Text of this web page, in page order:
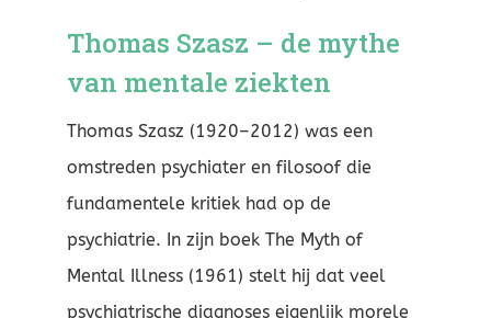
Thomas Szasz – de mythe
van mentale ziekten
Thomas Szasz (1920–2012) was een
omstreden psychiater en filosoof die
fundamentele kritiek had op de
psychiatrie. In zijn boek The Myth of
Mental Illness (1961) stelt hij dat veel
psychiatrische diagnoses eigenlijk morele